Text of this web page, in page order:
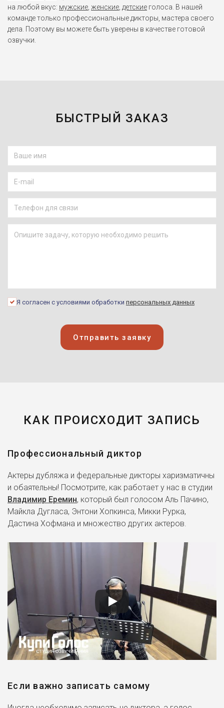
на любой вкус: мужские женские детские голоса. В нашей
команде только профессиональные дикторы, мастера своего
дела. Поэтому вы можете быть уверены в качестве готовой
озвучки.
БЫСТРЫЙ ЗАКАЗ
Я согласен с условиями обработки персональных данных
Отправить заявку
КАК ПРОИСХОДИТ ЗАПИСЬ
Профессиональный диктор
Актеры дубляжа и федеральные дикторы харизматичны
и обаятельны! Посмотрите, как работает у нас в студии
Владимир Еремин, который был голосом Аль Пачино,
Майкла Дугласа, Энтони Хопкинса, Микки Рурка,
Дастина Хофмана и множество других актеров.
Если важно записать самому